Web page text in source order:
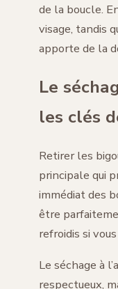
de la boucle.
visage, tandis
apporte de la
Le
les clés
Retirer les
principale qui
immédiat des
être
refroidis si
Le séchage à
respectueux,